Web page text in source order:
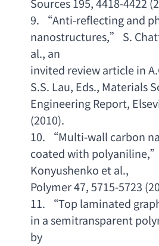
Sources 195, 4418-4422
9. “Anti-reflecting and
nanostructures,” S.
al., an
invited review article in
S.S. Lau, Eds., Materials
Engineering Report,
(2010).
10. “Multi-wall carbon
coated with polyaniline,”
Konyushenko et al.,
Polymer 47, 5715-5723
11. “Top laminated
in a semitransparent
by